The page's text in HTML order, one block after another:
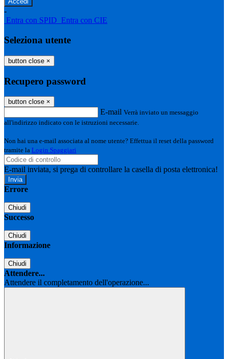
-
Entra con SPID Entra con CIE
Seleziona utente
button close ×
Recupero password
button close ×
E-mail Verrà inviato un messaggio
all'indirizzo indicato con le istruzioni necessarie.
Non hai una e-mail associata al nome utente? Effettua il reset della password
tramite la Login Spaggiari
E-mail inviata, si prega di controllare la casella di posta elettronica!
Errore
Chiudi
Successo
Chiudi
Informazione
Chiudi
Attendere...
Attendere il completamento dell'operazione...